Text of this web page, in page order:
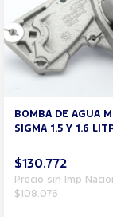
BOMBA DE AGUA
SIGMA 1.5 Y 1.6
$130.772
Precio sin Imp
$108.076